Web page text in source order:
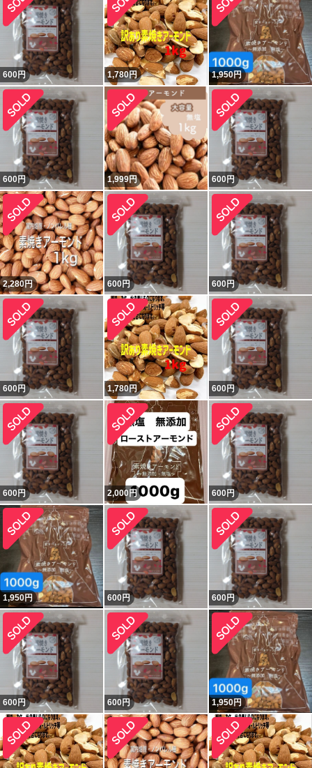
600円 1,780円 1,950円
600円 1,999円 600円
2,280円 600円 600円
600円 1,780円 600円
600円 2,000 円 600円
1,950円 600円 600円
600円 600円 1,950円